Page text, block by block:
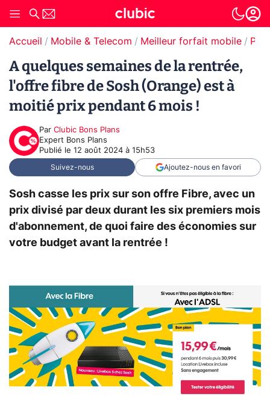
Accueil Mobile & Telecom Meilleur forfait mobile
A quelques semaines de la rentrée,
l'offre fibre de Sosh (Orange) est à
moitié prix pendant 6 mois !
Par Clubic Bons Plans
Expert Bons Plans
Publié le 12 août 2024 à 15h53
Suivez-nous Ajoutez-nous en favori
Sosh casse les prix sur son offre Fibre, avec un
prix divisé par deux durant les six premiers mois
d'abonnement, de quoi faire des économies sur
votre budget avant la rentrée !